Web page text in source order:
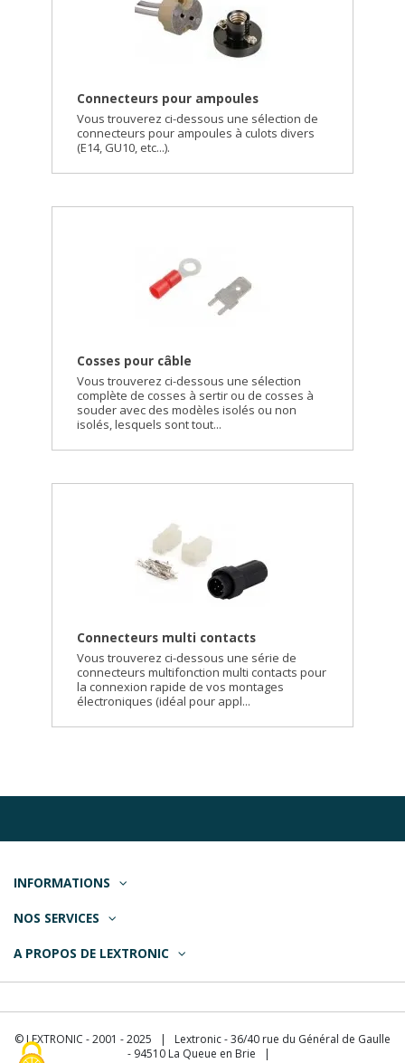
Connecteurs pour ampoules
Vous trouverez ci-dessous une sélection de
connecteurs pour ampoules à culots divers
(E14, GU10, etc...).
Cosses pour câble
Vous trouverez ci-dessous une sélection
complète de cosses à sertir ou de cosses à
souder avec des modèles isolés ou non
isolés, lesquels sont tout...
Connecteurs multi contacts
Vous trouverez ci-dessous une série de
connecteurs multifonction multi contacts pour
la connexion rapide de vos montages
électroniques (idéal pour appl...
INFORMATIONS
NOS SERVICES
A PROPOS DE LEXTRONIC
© LEXTRONIC - 2001 - 2025 | Lextronic - 36/40 rue du Général de Gaulle
- 94510 La Queue en Brie |